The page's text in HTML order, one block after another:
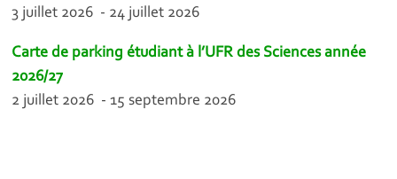
3 juillet 2026 - 24 juillet 2026
Carte de parking étudiant à l’UFR des Sciences année
2026/27
2 juillet 2026 - 15 septembre 2026